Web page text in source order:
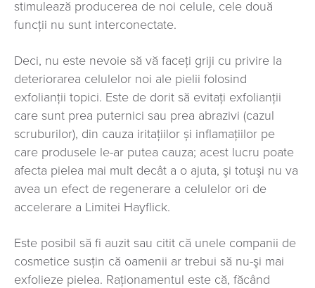
stimulează producerea de noi celule, cele două
funcții nu sunt interconectate.
Deci, nu este nevoie să vă faceți griji cu privire la
deteriorarea celulelor noi ale pielii folosind
exfolianţii topici. Este de dorit să evitaţi exfolianţii
care sunt prea puternici sau prea abrazivi (cazul
scruburilor), din cauza iritațiilor și inflamațiilor pe
care produsele le-ar putea cauza; acest lucru poate
afecta pielea mai mult decât a o ajuta, şi totuşi nu va
avea un efect de regenerare a celulelor ori de
accelerare a Limitei Hayflick.
Este posibil să fi auzit sau citit că unele companii de
cosmetice susţin că oamenii ar trebui să nu-şi mai
exfolieze pielea. Raționamentul este că, făcând